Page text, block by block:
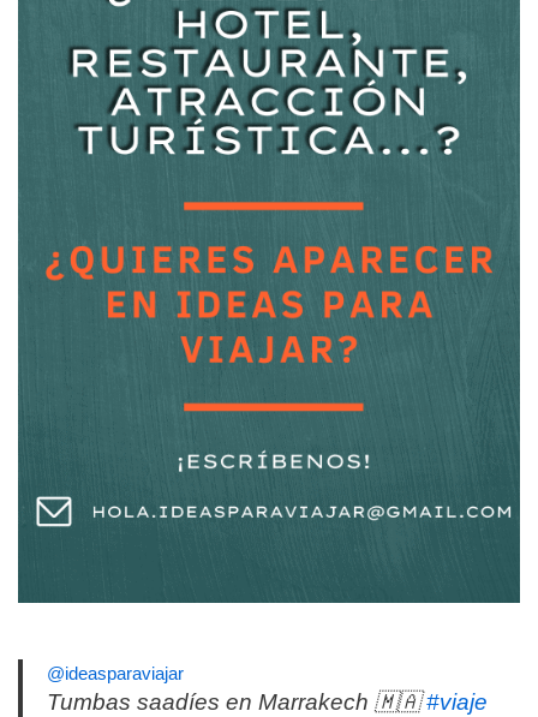
@ideasparaviajar
Tumbas saadíes en Marrakech 🇲🇦#viaje